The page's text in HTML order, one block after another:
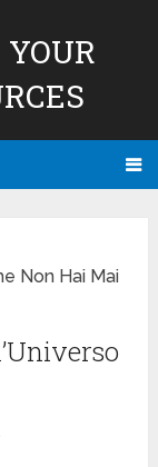
Non Hai Mai